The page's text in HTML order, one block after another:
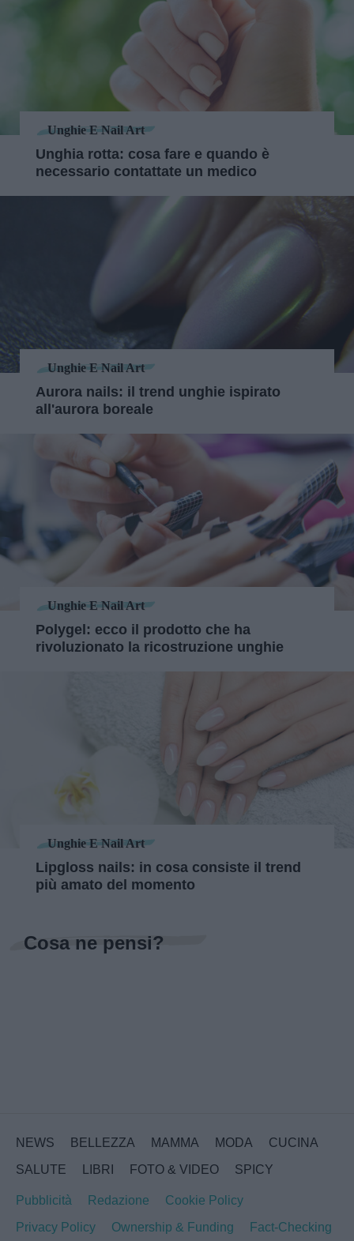
Unghie E Nail Art
Unghia rotta: cosa fare e quando è
necessario contattate un medico
Unghie E Nail Art
Aurora nails: il trend unghie ispirato
all'aurora boreale
Unghie E Nail Art
Polygel: ecco il prodotto che ha
rivoluzionato la ricostruzione unghie
Unghie E Nail Art
Lipgloss nails: in cosa consiste il trend
più amato del momento
Cosa ne pensi?
NEWS BELLEZZA MAMMA MODA
CUCINA
SALUTE
LIBRI FOTO & VIDEO SPICY
Pubblicità Redazione
Cookie Policy
Privacy Policy
Ownership & Funding Fact-Checking